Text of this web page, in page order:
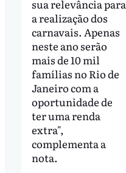
sua relevância para
a realização dos
carnavais. Apenas
neste ano serão
mais de 10 mil
famílias no Rio de
Janeiro com a
oportunidade de
ter uma renda
extra",
complementa a
nota.